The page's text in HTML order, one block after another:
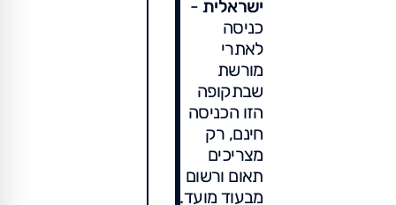
ישראלית -
כניסה
לאתרי
מורשת
שבתקופה
הזו הכניסה
חינם, רק
מצריכים
תאום ורשום
מבעוד מועד.